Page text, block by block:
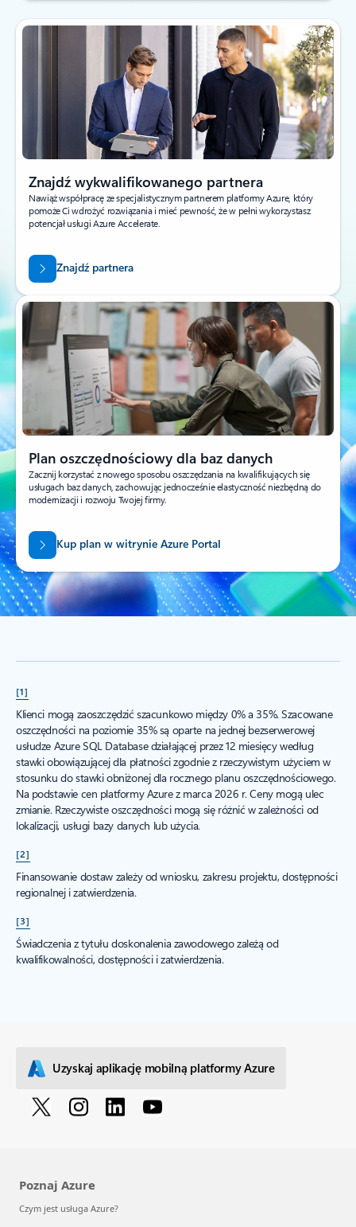
Znajdź wykwalifikowanego partnera
Nawiąż współpracę ze specjalistycznym partnerem platformy Azure, który
pomoże Ci wdrożyć rozwiązania i mieć pewność, że w pełni wykorzystasz
potencjał usługi Azure Accelerate.
Znajdź partnera
Plan oszczędnościowy dla baz danych
Zacznij korzystać z nowego sposobu oszczędzania na kwalifikujących się
usługach baz danych, zachowując jednocześnie elastyczność niezbędną do
modernizacji i rozwoju Twojej firmy.
Kup plan w witrynie Azure Portal
[1]
Klienci mogą zaoszczędzić szacunkowo między 0% a 35%. Szacowane
oszczędności na poziomie 35% są oparte na jednej bezserwerowej
usłudze Azure SQL Database działającej przez 12 miesięcy według
stawki obowiązującej dla płatności zgodnie z rzeczywistym użyciem w
stosunku do stawki obniżonej dla rocznego planu oszczędnościowego.
Na podstawie cen platformy Azure z marca 2026 r. Ceny mogą ulec
zmianie. Rzeczywiste oszczędności mogą się różnić w zależności od
lokalizacji, usługi bazy danych lub użycia.
[2]
Finansowanie dostaw zależy od wniosku, zakresu projektu, dostępności
regionalnej i zatwierdzenia.
[3]
Świadczenia z tytułu doskonalenia zawodowego zależą od
kwalifikowalności, dostępności i zatwierdzenia.
Uzyskaj aplikację mobilną platformy Azure
Poznaj Azure
Czym jest usługa Azure?